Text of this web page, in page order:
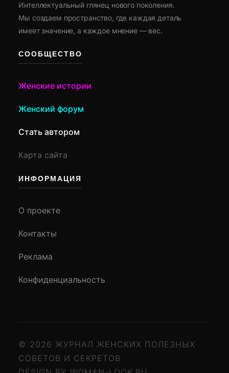
Интеллектуальный глянец нового поколения.
Мы создаем пространство, где каждая деталь
имеет значение, а каждое мнение — вес.
СООБЩЕСТВО
Женские истории
Женский форум
Стать автором
Карта сайта
ИНФОРМАЦИЯ
О проекте
Контакты
Реклама
Конфиденциальность
© 2026 ЖУРНАЛ ЖЕНСКИХ ПОЛЕЗНЫХ
СОВЕТОВ И СЕКРЕТОВ